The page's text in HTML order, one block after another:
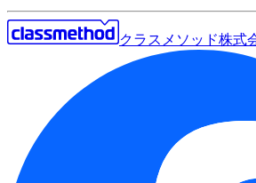
クラスメソッド株式